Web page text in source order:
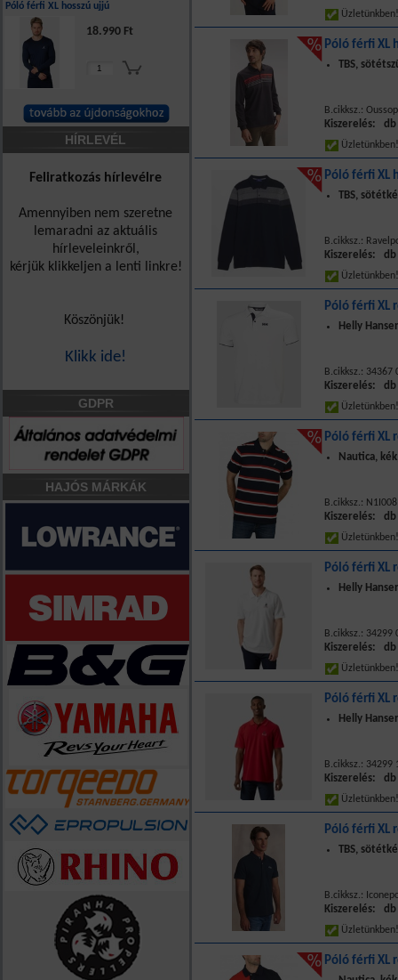
Póló férfi XL hosszú ujjú
18.990 Ft
HÍRLEVÉL
Feliratkozás hírlevélre
Amennyiben nem szeretne
lemaradni az aktuális
hírleveleinkről,
kérjük klikkeljen a lenti linkre!
Köszönjük!
Klikk ide!
GDPR
HAJÓS MÁRKÁK
Póló férfi XL
TBS,
B.cikksz.:
Kiszerelés: db
Póló férfi XL
TBS,
B.cikksz.:
Kiszerelés: db
Póló férfi XL
Helly
B.cikksz.: 34367
Kiszerelés: db
Póló férfi XL
Nautica,
B.cikksz.:
Kiszerelés: db
Póló férfi XL
Helly
B.cikksz.: 34299
Kiszerelés: db
Póló férfi XL
Helly
B.cikksz.: 34299
Kiszerelés: db
Póló férfi XL
TBS,
B.cikksz.:
Kiszerelés: db
Póló férfi XL